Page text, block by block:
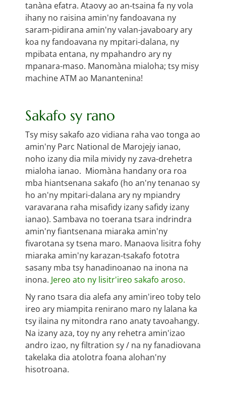
tanàna efatra. Ataovy ao an-tsaina fa ny vola
ihany no raisina amin'ny fandoavana ny
saram-pidirana amin'ny valan-javaboary ary
koa ny fandoavana ny mpitari-dalana, ny
mpibata entana, ny mpahandro ary ny
mpanara-maso. Manomàna mialoha; tsy misy
machine ATM ao Manantenina!
Sakafo sy rano
Tsy misy sakafo azo vidiana raha vao tonga ao
amin'ny Parc National de Marojejy ianao,
noho izany dia mila mividy ny zava-drehetra
mialoha ianao. Miomàna handany ora roa
mba hiantsenana sakafo (ho an'ny tenanao sy
ho an'ny mpitari-dalana ary ny mpiandry
varavarana raha misafidy izany safidy izany
ianao). Sambava no toerana tsara indrindra
amin'ny fiantsenana miaraka amin'ny
fivarotana sy tsena maro. Manaova lisitra fohy
miaraka amin'ny karazan-tsakafo fototra
sasany mba tsy hanadinoanao na inona na
inona. Jereo ato ny lisitr'ireo sakafo aroso.
Ny rano tsara dia alefa any amin'ireo toby telo
ireo ary miampita renirano maro ny lalana ka
tsy ilaina ny mitondra rano anaty tavoahangy.
Na izany aza, toy ny any rehetra amin'izao
andro izao, ny filtration sy / na ny fanadiovana
takelaka dia atolotra foana alohan'ny
hisotroana.